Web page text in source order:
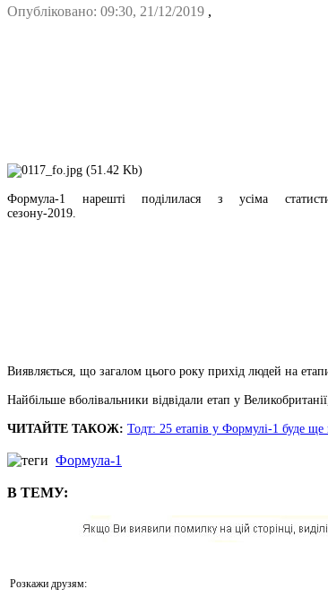
Опубліковано: 09:30, 21/12/2019 ,
Формула-1 нарешті поділилася з усіма
сезону-2019.
Виявляється, що загалом цього року прихід людей на
Найбільше вболівальники відвідали етап у
ЧИТАЙТЕ ТАКОЖ: Тодт: 25 етапів у Формулі-1 буде ще
Формула-1
В ТЕМУ:
Розкажи друзям: